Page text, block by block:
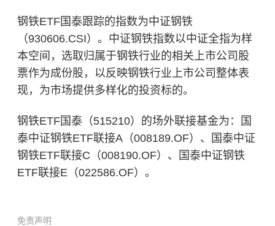
钢铁ETF国泰跟踪的指数为中证钢铁
（930606.CSI）。中证钢铁指数以中证全指为样
本空间，选取归属于钢铁行业的相关上市公司股
票作为成份股，以反映钢铁行业上市公司整体表
现，为市场提供多样化的投资标的。
钢铁ETF国泰（515210）的场外联接基金为：国
泰中证钢铁ETF联接A（008189.OF）、国泰中证
钢铁ETF联接C（008190.OF）、国泰中证钢铁
ETF联接E（022586.OF）。
免责声明